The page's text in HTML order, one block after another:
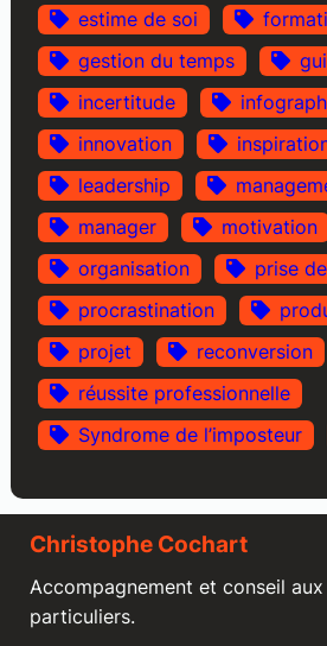
estime de soi
gestion du temps
incertitude
innovation
leadership
manager
motivation
organisation
prise
procrastination
projet
reconversion
réussite professionnelle
Syndrome de l’imposteur
Christophe Cochart
Accompagnement et conseil
particuliers.